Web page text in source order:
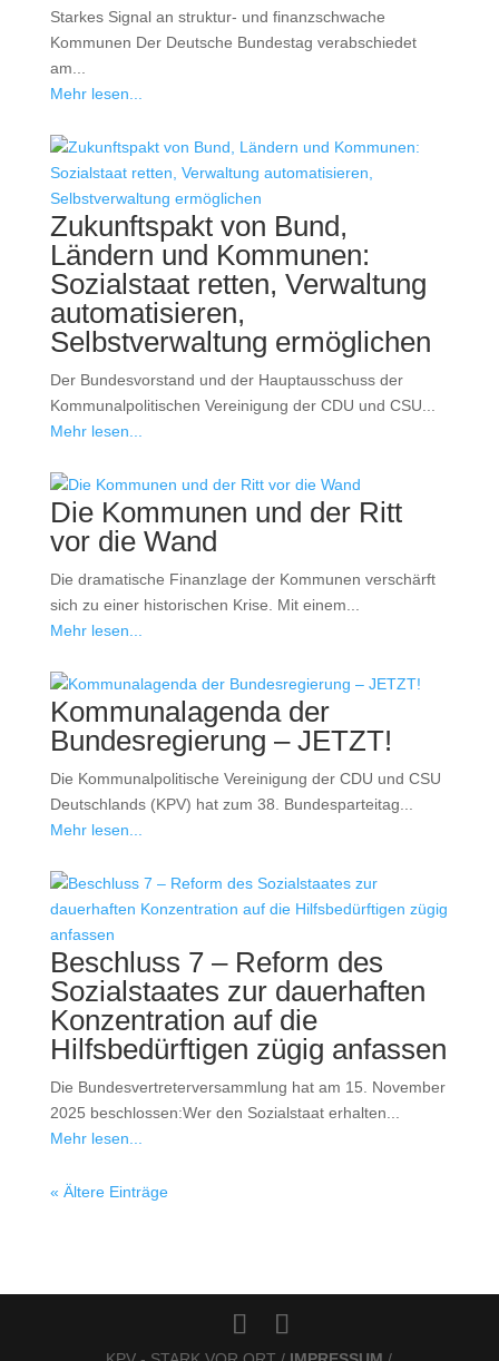
Starkes Signal an struktur- und finanzschwache
Kommunen Der Deutsche Bundestag verabschiedet
am...
Mehr lesen...
Zukunftspakt von Bund,
Ländern und Kommunen:
Sozialstaat retten, Verwaltung
automatisieren,
Selbstverwaltung ermöglichen
Der Bundesvorstand und der Hauptausschuss der
Kommunalpolitischen Vereinigung der CDU und CSU...
Mehr lesen...
Die Kommunen und der Ritt
vor die Wand
Die dramatische Finanzlage der Kommunen verschärft
sich zu einer historischen Krise. Mit einem...
Mehr lesen...
Kommunalagenda der
Bundesregierung – JETZT!
Die Kommunalpolitische Vereinigung der CDU und CSU
Deutschlands (KPV) hat zum 38. Bundesparteitag...
Mehr lesen...
Beschluss 7 – Reform des
Sozialstaates zur dauerhaften
Konzentration auf die
Hilfsbedürftigen zügig anfassen
Die Bundesvertreterversammlung hat am 15. November
2025 beschlossen:Wer den Sozialstaat erhalten...
Mehr lesen...
« Ältere Einträge